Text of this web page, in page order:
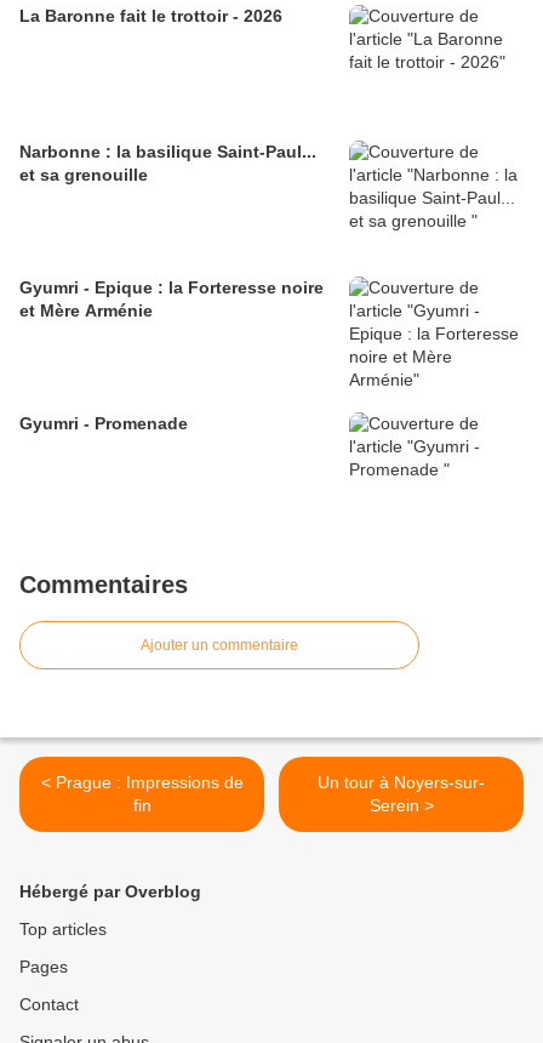
La Baronne fait le trottoir - 2026
Narbonne : la basilique Saint-Paul...
et sa grenouille
Gyumri - Epique : la Forteresse noire
et Mère Arménie
Gyumri - Promenade
Commentaires
Ajouter un commentaire
< Prague : Impressions de
fin
Un tour à Noyers-sur-
Serein >
Hébergé par Overblog
Top articles
Pages
Contact